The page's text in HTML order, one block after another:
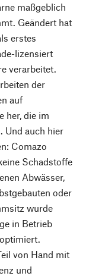
maßgeblich
Geändert hat
erstes
lizensiert
verarbeitet.
der
auf
her, die im
Und auch hier
Comazo
Schadstoffe
Abwässer,
oder
wurde
in Betrieb
von Hand mit
und